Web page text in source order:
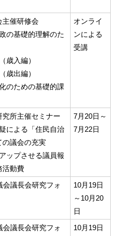
主催研修会
の基礎的理解のた
歳入編）
歳出編）
のための基礎的課
オンライ
ンによる
受講
所主催セミナー
による「住民自治
の議会の充実
ップさせる議員報
活動費
7月20日～
7月22日
会議長会研究フォ
10月19日
～10月20
日
会議長会研究フォ
10月19日